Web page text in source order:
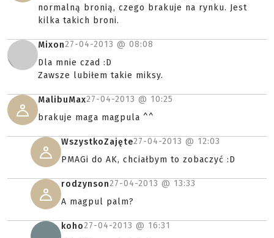
normalną bronią, czego brakuje na rynku. Jest
kilka takich broni.
Mixon27-04-2013 @ 08:08
Dla mnie czad :D
Zawsze lubiłem takie miksy.
MalibuMax27-04-2013 @ 10:25
brakuje maga magpula ^^
WszystkoZajęte27-04-2013 @ 12:03
PMAGi do AK, chciałbym to zobaczyć :D
rodzynson27-04-2013 @ 13:33
A magpul palm?
koho27-04-2013 @ 16:31